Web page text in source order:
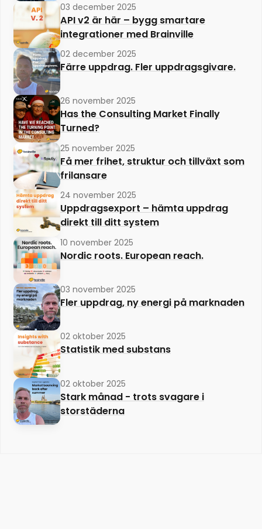
03 december 2025
API v2 är här – bygg smartare
integrationer med Brainville
02 december 2025
Färre uppdrag. Fler uppdragsgivare.
26 november 2025
Has the Consulting Market Finally
Turned?
25 november 2025
Få mer frihet, struktur och tillväxt som
frilansare
24 november 2025
Uppdragsexport – hämta uppdrag
direkt till ditt system
10 november 2025
Nordic roots. European reach.
03 november 2025
Fler uppdrag, ny energi på marknaden
02 oktober 2025
Statistik med substans
02 oktober 2025
Stark månad - trots svagare i
storstäderna